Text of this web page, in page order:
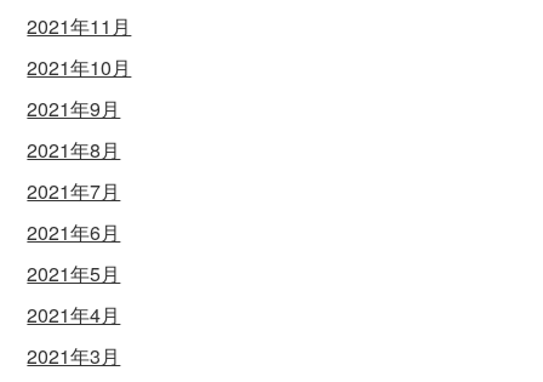
2021年11月
2021年10月
2021年9月
2021年8月
2021年7月
2021年6月
2021年5月
2021年4月
2021年3月